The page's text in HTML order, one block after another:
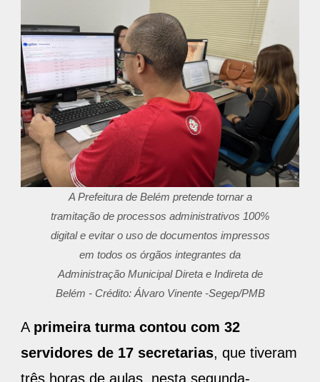
A Prefeitura de Belém pretende tornar a
tramitação de processos administrativos 100%
digital e evitar o uso de documentos impressos
em todos os órgãos integrantes da
Administração Municipal Direta e Indireta de
Belém - Crédito: Álvaro Vinente -Segep/PMB
A primeira turma contou com 32
servidores de 17 secretarias, que tiveram
três horas de aulas, nesta segunda-